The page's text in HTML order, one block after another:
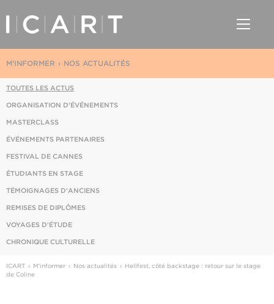
NOS ACTUALITÉS
M'INFORMER
TOUTES LES ACTUS
ORGANISATION D'ÉVÉNEMENTS
MASTERCLASS
ÉVÉNEMENTS PARTENAIRES
FESTIVAL DE CANNES
ÉTUDIANTS EN STAGE
TÉMOIGNAGES D'ANCIENS
REMISES DE DIPLÔMES
VOYAGES D'ÉTUDE
CHRONIQUE CULTURELLE
ICART M'informer Nos actualités
Hellfest, côté backstage : retour sur le stage
de Coline